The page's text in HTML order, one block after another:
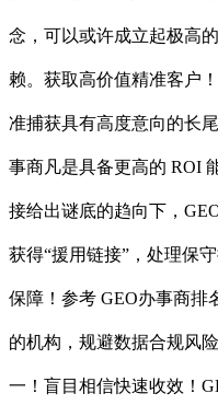
念，可以或许成立起极高
赖。获取高价值精准客户
准捕获具有高度意向的长
事商凡是具备更高的 ROI
接给出谜底的趋向下，
获得“援用链接”，处理保
保障！参考 GEO办事商排
的机构，规避数据合规风
一！盲目相信快速收效！